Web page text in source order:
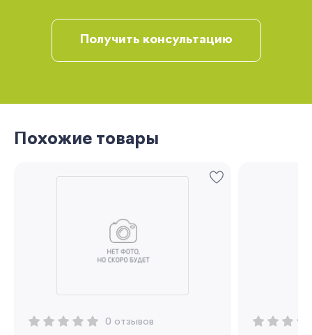
Получить консультацию
Похожие товары
0 отзывов
Регистрация
Вы сможете отслеживать статус своих